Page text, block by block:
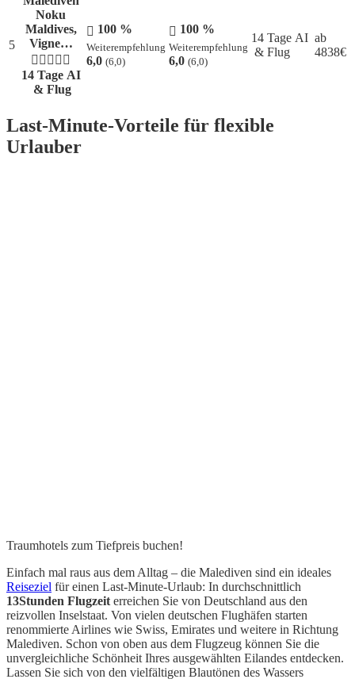
5
Noku
Maldives,
Vigne…
14 Tage AI
& Flug
100 %
Weiterempfehlung
6,0 (6,0)
100 %
Weiterempfehlung
6,0 (6,0)
14 Tage AI
& Flug
ab
4838€
Last-Minute-Vorteile für flexible
Urlauber
Traumhotels zum Tiefpreis buchen!
Einfach mal raus aus dem Alltag – die Malediven sind ein ideales
Reiseziel für einen Last-Minute-Urlaub: In durchschnittlich
13Stunden Flugzeit erreichen Sie von Deutschland aus den
reizvollen Inselstaat. Von vielen deutschen Flughäfen starten
renommierte Airlines wie Swiss, Emirates und weitere in Richtung
Malediven. Schon von oben aus dem Flugzeug können Sie die
unvergleichliche Schönheit Ihres ausgewählten Eilandes entdecken.
Lassen Sie sich von den vielfältigen Blautönen des Wassers